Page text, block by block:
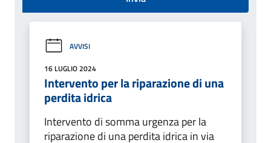
AVVISI
16 LUGLIO 2024
Intervento per la riparazione di una
perdita idrica
Intervento di somma urgenza per la
riparazione di una perdita idrica in via